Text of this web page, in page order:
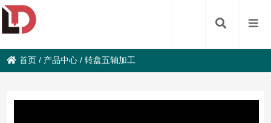
首页 / 产品中心 /转盘五轴加工